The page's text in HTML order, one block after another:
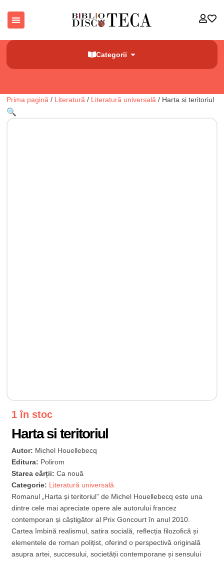
Categorii
Prima pagină / Literatură / Literatură universală / Harta si teritoriul
🔍
1 în stoc
Harta si teritoriul
Autor: Michel Houellebecq
Editura: Polirom
Starea cărții:Ca nouă
Categorie: Literatură universală
Romanul „Harta și teritoriul” de Michel Houellebecq este una
dintre cele mai apreciate opere ale autorului francez
contemporan și câștigător al Prix Goncourt în anul 2010.
Cartea îmbină realismul, satira socială, reflecția filozofică și
elementele de roman polițist, oferind o perspectivă originală
asupra artei, succesului, societății contemporane și sensului